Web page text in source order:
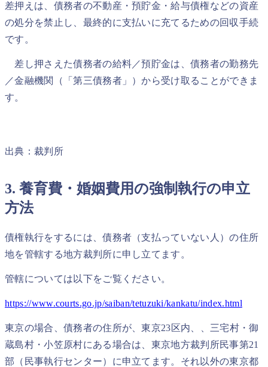
差押えは、債務者の不動産・預貯金・給与債権などの資産
の処分を禁止し、最終的に支払いに充てるための回収手続
です。
差し押さえた債務者の給料／預貯金は、債務者の勤務先
／金融機関（「第三債務者」）から受け取ることができま
す。
出典：裁判所
3. 養育費・婚姻費用の強制執行の申立
方法
債権執行をするには、債務者（支払っていない人）の住所
地を管轄する地方裁判所に申し立てます。
管轄については以下をご覧ください。
https://www.courts.go.jp/saiban/tetuzuki/kankatu/index.html
東京の場合、債務者の住所が、東京23区内、、三宅村・御
蔵島村・小笠原村にある場合は、東京地方裁判所民事第21
部（民事執行センター）に申立てます。それ以外の東京都